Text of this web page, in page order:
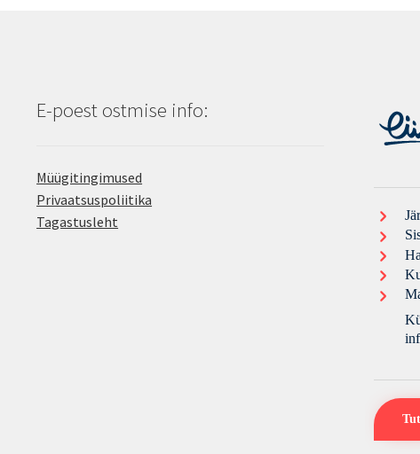
E-poest ostmise info:
Müügitingimused
Privaatsuspoliitika
Tagastusleht